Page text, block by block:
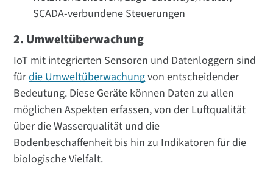
SCADA-verbundene Steuerungen
2. Umweltüberwachung
IoT mit integrierten Sensoren und Datenloggern sind
fürdie Umweltüberwachungvon entscheidender
Bedeutung. Diese Geräte können Daten zu allen
möglichen Aspekten erfassen, von der Luftqualität
über die Wasserqualität und die
Bodenbeschaffenheit bis hin zu Indikatoren für die
biologische Vielfalt.